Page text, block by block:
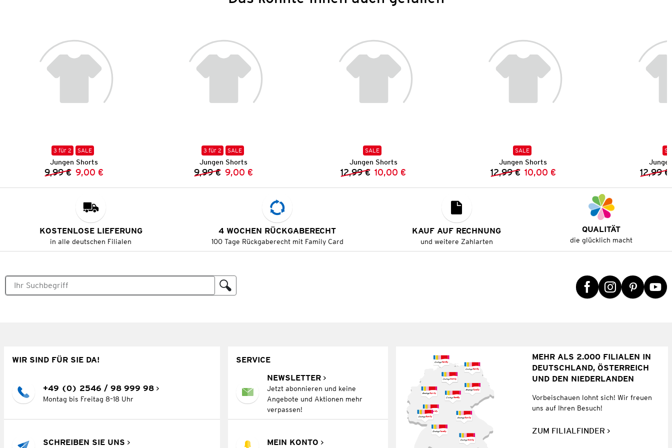
3 für 2 SALE
Jungen Shorts
Vorheriger Preis:
9,99 € Neuer Preis:
9,00 €
3 für 2 SALE
Jungen Shorts
Vorheriger Preis:
9,99 € Neuer Preis:
9,00 €
SALE
Jungen Shorts
Vorheriger Preis:
12,99 € Neuer Preis:
10,00 €
SALE
Jungen Shorts
Vorheriger Preis:
12,99 € Neuer Preis:
10,00 € 12,99 €
KOSTENLOSE LIEFERUNG
in alle deutschen Filialen
4 WOCHEN RÜCKGABERECHT
100 Tage Rückgaberecht mit Family Card
KAUF AUF RECHNUNG
und weitere Zahlarten
QUALITÄT
die glücklich macht
WIR SIND FÜR SIE DA!
+49 (0) 2546 / 98 999 98
Montag bis Freitag 8–18 Uhr
SCHREIBEN SIE UNS
SERVICE
NEWSLETTER
Jetzt abonnieren und keine
Angebote und Aktionen mehr
verpassen!
MEIN KONTO
MEHR ALS 2.000 FILIALEN IN
DEUTSCHLAND, ÖSTERREICH
UND DEN NIEDERLANDEN
Vorbeischauen lohnt sich! Wir freuen
uns auf Ihren Besuch!
ZUM FILIALFINDER